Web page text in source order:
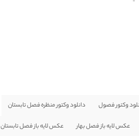
وکتور فصول دانلود وکتور منظره فصل تابستان
عکس لایه باز فصل بهار عکس لایه باز فصل تابستان